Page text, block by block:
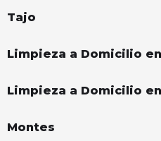
Tajo
Limpieza a Domicilio
Limpieza a Domicilio
Montes